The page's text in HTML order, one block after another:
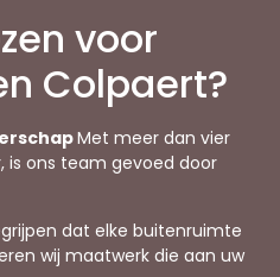
voor
Colpaert?
Met meer dan vier
is ons team gevoed door
dat elke buitenruimte
wij maatwerk die aan uw